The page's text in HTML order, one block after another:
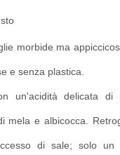
morbide ma
e senza plastica.
un'acidità delicata di
mela e albicocca.
di sale; solo